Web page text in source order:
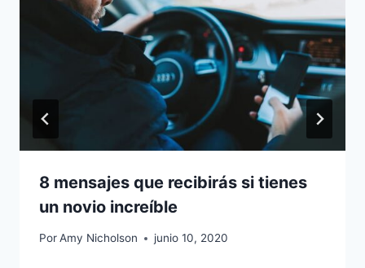
8 mensajes que recibirás si tienes
un novio increíble
PorAmy Nicholson junio 10, 2020